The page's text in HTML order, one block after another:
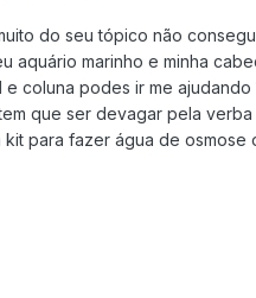
do seu tópico não
aquário marinho e minha
e coluna podes ir me
que ser devagar pela
kit para fazer água de